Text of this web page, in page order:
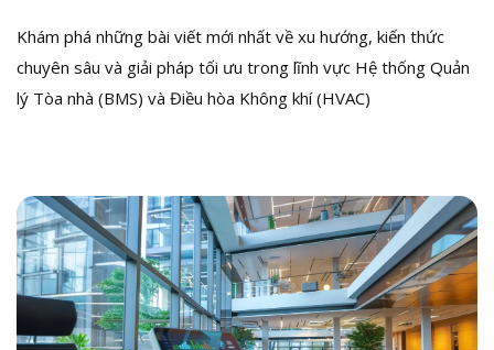
Khám phá những bài viết mới nhất về xu hướng, kiến thức
chuyên sâu và giải pháp tối ưu trong lĩnh vực Hệ thống Quản
lý Tòa nhà (BMS) và Điều hòa Không khí (HVAC)